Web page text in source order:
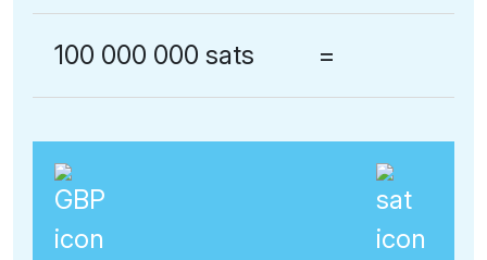
100 000 000 sats =